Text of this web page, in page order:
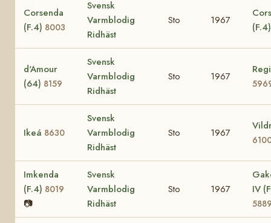
Corsenda
(F.4) 8003
Svensk
Varmblodig
Ridhäst
Sto 1967
d'Amour
(64) 8159
Svensk
Varmblodig
Ridhäst
Sto 1967
Ikeá 8630
Svensk
Varmblodig
Ridhäst
Sto 1967
Imkenda
(F.4) 8019
📷
Svensk
Varmblodig
Ridhäst
Sto 1967
IV